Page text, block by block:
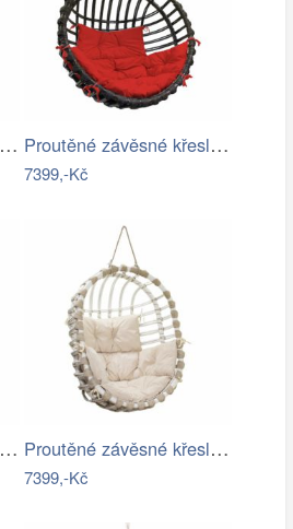
Proutěné závěsné křeslo Lena, přírodní… Proutěné závěsné křeslo Elis, hnědý rám…
7399,-Kč
Proutěné závěsné křeslo Elis, hnědý rám… Proutěné závěsné křeslo Lena, bílý rám…
7399,-Kč